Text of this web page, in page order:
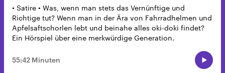
• Satire • Was, wenn man stets das Vernünftige und
Richtige tut? Wenn man in der Ära von Fahrradhelmen und
Apfelsaftschorlen lebt und beinahe alles oki-doki findet?
Ein Hörspiel über eine merkwürdige Generation.
55:42 Minuten